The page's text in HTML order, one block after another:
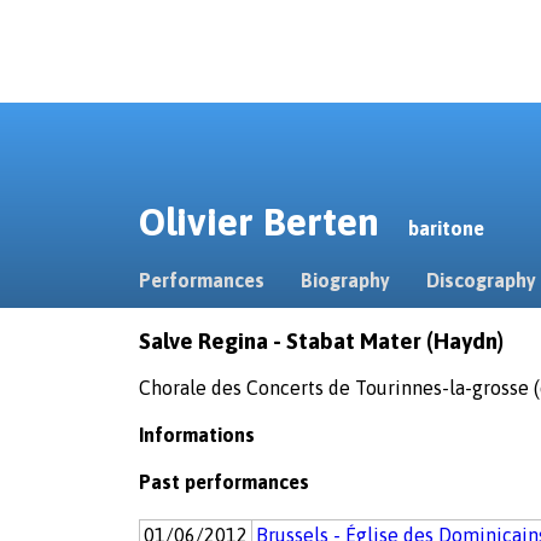
Olivier Berten baritone
Performances Biography Discography
Salve Regina - Stabat Mater (Haydn)
Chorale des Concerts de Tourinnes-la-grosse
Informations
Past performances
01/06/2012 Brussels - Église des